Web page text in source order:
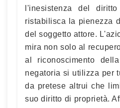
l'inesistenza del
ristabilisca la pienezza
del soggetto attore.
mira non solo al
al riconoscimento
negatoria si utilizza per
da pretese altrui che
suo diritto di proprietà.